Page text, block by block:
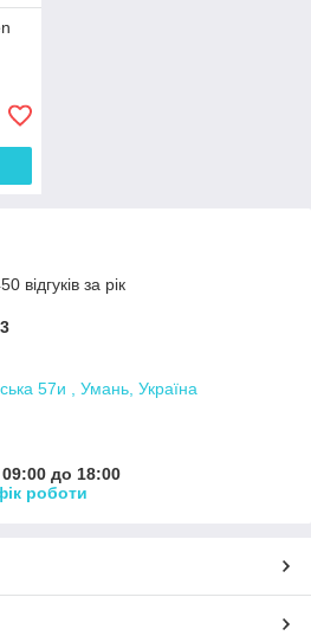
відгуків за рік
57и , Умань, Україна
до 18:00
роботи